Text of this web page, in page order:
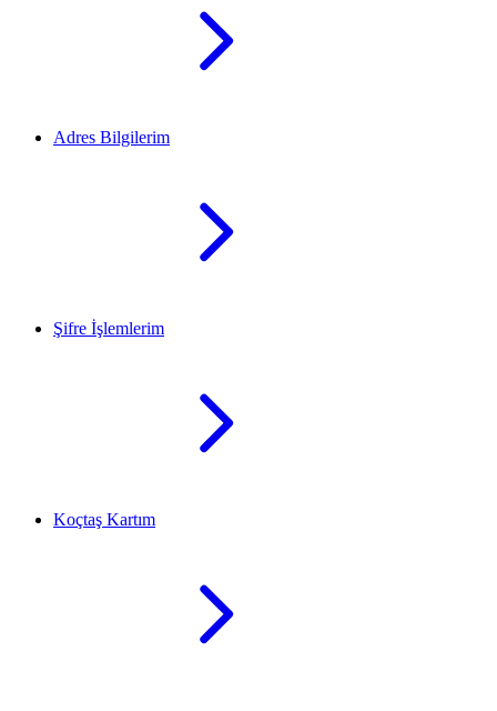
Adres Bilgilerim
Şifre İşlemlerim
Koçtaş Kartım